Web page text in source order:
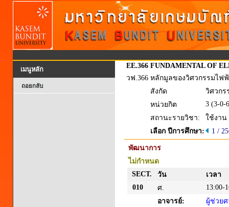
เมนูหลัก
ถอยกลับ
EE.366 FUNDAMENTAL OF
วฟ.366 หลักมูลของวิศวกรรมไฟ
สังกัด
วิศวกร
หน่วยกิต
3 (3-0-
สถานะรายวิชา:
ใช้งาน
เลือก ปีการศึกษา:
1 /
พัฒนาการ
ไม่กำหนด
SECT.
วัน
เวลา
010
ศ.
13:00-
อาจารย์:
ผู้ช่วย